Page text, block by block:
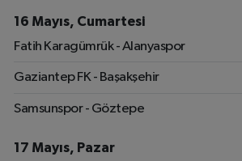
16 Mayıs, Cumartesi
Fatih Karagümrük - Alanyaspor
Gaziantep FK - Başakşehir
Samsunspor - Göztepe
17 Mayıs, Pazar